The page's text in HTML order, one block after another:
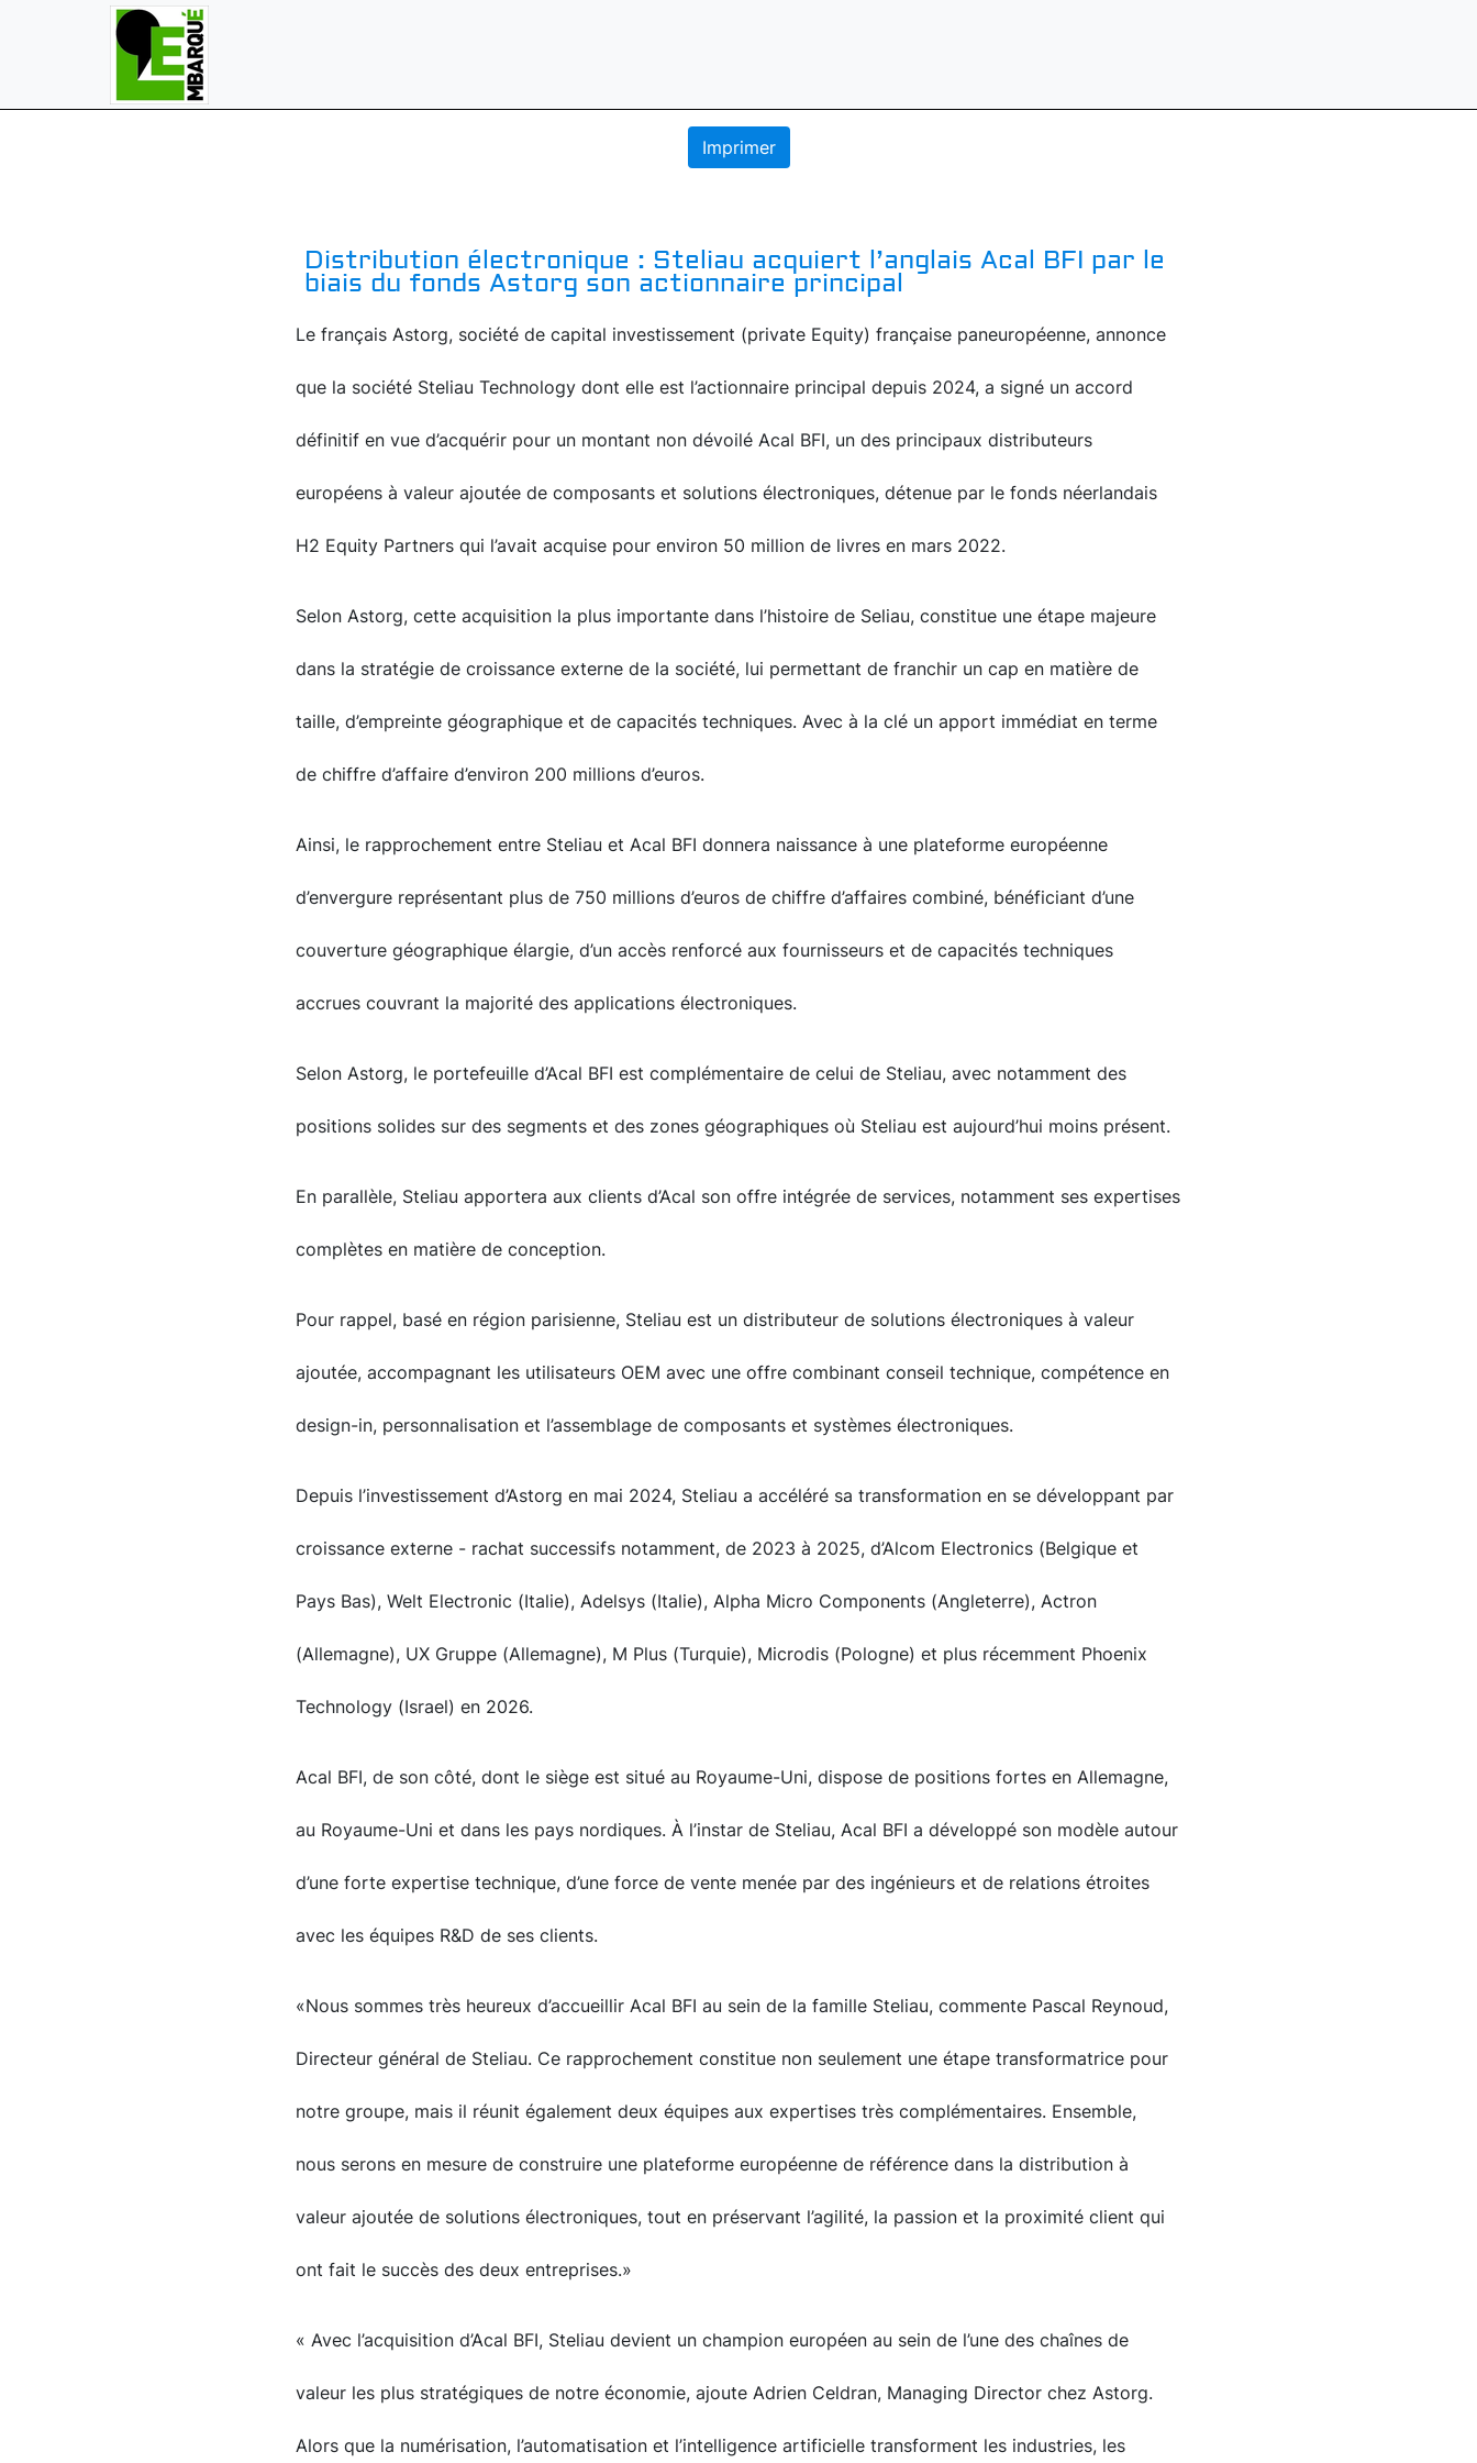
Imprimer
Distribution électronique : Steliau acquiert l’anglais Acal BFI par le
biais du fonds Astorg son actionnaire principal
Le français Astorg, société de capital investissement (private Equity) française paneuropéenne, annonce
que la société Steliau Technology dont elle est l’actionnaire principal depuis 2024, a signé un accord
définitif en vue d’acquérir pour un montant non dévoilé Acal BFI, un des principaux distributeurs
européens à valeur ajoutée de composants et solutions électroniques, détenue par le fonds néerlandais
H2 Equity Partners qui l’avait acquise pour environ 50 million de livres en mars 2022.
Selon Astorg, cette acquisition la plus importante dans l’histoire de Seliau, constitue une étape majeure
dans la stratégie de croissance externe de la société, lui permettant de franchir un cap en matière de
taille, d’empreinte géographique et de capacités techniques. Avec à la clé un apport immédiat en terme
de chiffre d’affaire d’environ 200 millions d’euros.
Ainsi, le rapprochement entre Steliau et Acal BFI donnera naissance à une plateforme européenne
d’envergure représentant plus de 750 millions d’euros de chiffre d’affaires combiné, bénéficiant d’une
couverture géographique élargie, d’un accès renforcé aux fournisseurs et de capacités techniques
accrues couvrant la majorité des applications électroniques.
Selon Astorg, le portefeuille d’Acal BFI est complémentaire de celui de Steliau, avec notamment des
positions solides sur des segments et des zones géographiques où Steliau est aujourd’hui moins présent.
En parallèle, Steliau apportera aux clients d’Acal son offre intégrée de services, notamment ses expertises
complètes en matière de conception.
Pour rappel, basé en région parisienne, Steliau est un distributeur de solutions électroniques à valeur
ajoutée, accompagnant les utilisateurs OEM avec une offre combinant conseil technique, compétence en
design-in, personnalisation et l’assemblage de composants et systèmes électroniques.
Depuis l’investissement d’Astorg en mai 2024, Steliau a accéléré sa transformation en se développant par
croissance externe - rachat successifs notamment, de 2023 à 2025, d’Alcom Electronics (Belgique et
Pays Bas), Welt Electronic (Italie), Adelsys (Italie), Alpha Micro Components (Angleterre), Actron
(Allemagne), UX Gruppe (Allemagne), M Plus (Turquie), Microdis (Pologne) et plus récemment Phoenix
Technology (Israel) en 2026.
Acal BFI, de son côté, dont le siège est situé au Royaume-Uni, dispose de positions fortes en Allemagne,
au Royaume-Uni et dans les pays nordiques. À l’instar de Steliau, Acal BFI a développé son modèle autour
d’une forte expertise technique, d’une force de vente menée par des ingénieurs et de relations étroites
avec les équipes R&D de ses clients.
«Nous sommes très heureux d’accueillir Acal BFI au sein de la famille Steliau, commente Pascal Reynoud,
Directeur général de Steliau. Ce rapprochement constitue non seulement une étape transformatrice pour
notre groupe, mais il réunit également deux équipes aux expertises très complémentaires. Ensemble,
nous serons en mesure de construire une plateforme européenne de référence dans la distribution à
valeur ajoutée de solutions électroniques, tout en préservant l’agilité, la passion et la proximité client qui
ont fait le succès des deux entreprises.»
« Avec l’acquisition d’Acal BFI, Steliau devient un champion européen au sein de l’une des chaînes de
valeur les plus stratégiques de notre économie, ajoute Adrien Celdran, Managing Director chez Astorg.
Alors que la numérisation, l’automatisation et l’intelligence artificielle transforment les industries, les